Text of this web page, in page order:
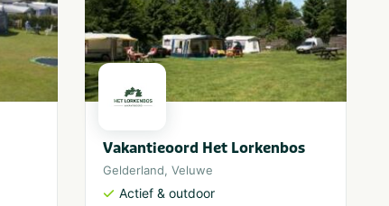
Vakantieoord Het Lorkenbos
Gelderland, Veluwe
Actief & outdoor